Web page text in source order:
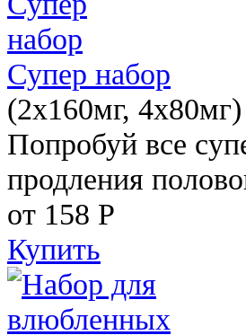
Супер набор
(2х160мг, 4х80мг)
Попробуй все
продления
от 158 Р
Купить